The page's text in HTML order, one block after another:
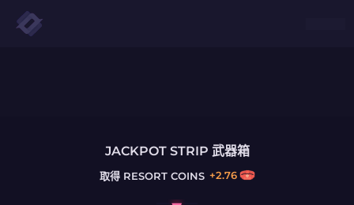
JACKPOT STRIP 武器箱
取得RESORT COINS +2.76